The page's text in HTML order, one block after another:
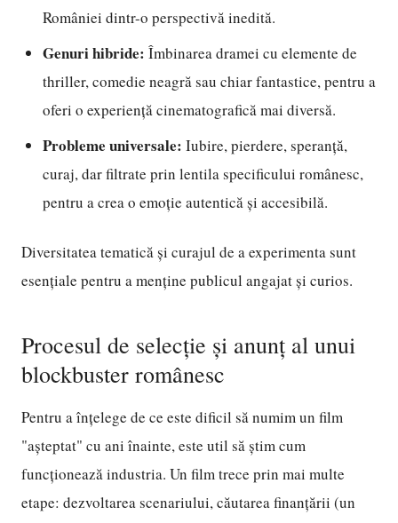
României dintr-o perspectivă inedită.
Genuri hibride: Îmbinarea dramei cu elemente de
thriller, comedie neagră sau chiar fantastice, pentru a
oferi o experiență cinematografică mai diversă.
Probleme universale: Iubire, pierdere, speranță,
curaj, dar filtrate prin lentila specificului românesc,
pentru a crea o emoție autentică și accesibilă.
Diversitatea tematică și curajul de a experimenta sunt
esențiale pentru a menține publicul angajat și curios.
Procesul de selecție și anunț al unui
blockbuster românesc
Pentru a înțelege de ce este dificil să numim un film
"așteptat" cu ani înainte, este util să știm cum
funcționează industria. Un film trece prin mai multe
etape: dezvoltarea scenariului, căutarea finanțării (un